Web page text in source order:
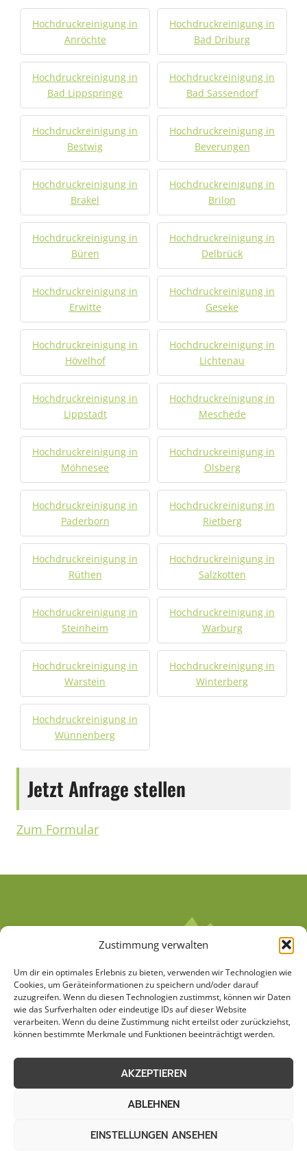
Zustimmung verwalten
Um dir ein optimales Erlebnis zu bieten, verwenden wir Technologien wie
Cookies, um Geräteinformationen zu speichern und/oder darauf
zuzugreifen. Wenn du diesen Technologien zustimmst, können wir Daten
wie das Surfverhalten oder eindeutige IDs auf dieser Website
verarbeiten. Wenn du deine Zustimmung nicht erteilst oder zurückziehst,
können bestimmte Merkmale und Funktionen beeinträchtigt werden.
AKZEPTIEREN
ABLEHNEN
EINSTELLUNGEN ANSEHEN
Hochdruckreinigung in
Anröchte
Hochdruckreinigung in
Bad Driburg
Hochdruckreinigung in
Bad Lippspringe
Hochdruckreinigung in
Bad Sassendorf
Hochdruckreinigung in
Bestwig
Hochdruckreinigung in
Beverungen
Hochdruckreinigung in
Brakel
Hochdruckreinigung in
Brilon
Hochdruckreinigung in
Büren
Hochdruckreinigung in
Delbrück
Hochdruckreinigung in
Erwitte
Hochdruckreinigung in
Geseke
Hochdruckreinigung in
Hövelhof
Hochdruckreinigung in
Lichtenau
Hochdruckreinigung in
Lippstadt
Hochdruckreinigung in
Meschede
Hochdruckreinigung in
Möhnesee
Hochdruckreinigung in
Olsberg
Hochdruckreinigung in
Paderborn
Hochdruckreinigung in
Rietberg
Hochdruckreinigung in
Rüthen
Hochdruckreinigung in
Salzkotten
Hochdruckreinigung in
Steinheim
Hochdruckreinigung in
Warburg
Hochdruckreinigung in
Warstein
Hochdruckreinigung in
Winterberg
Hochdruckreinigung in
Wünnenberg
Jetzt Anfrage stellen
Zum Formular
AGB
Datenschutzerklärung
Cookie-Richtlinie (EU)
Kontakt
Impressum
Sitemap